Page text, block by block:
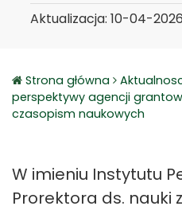
Aktualizacja: 10-04-2026
Strona główna
perspektywy agencji
czasopism naukowych
W imieniu Instytutu
Prorektora ds. nauki